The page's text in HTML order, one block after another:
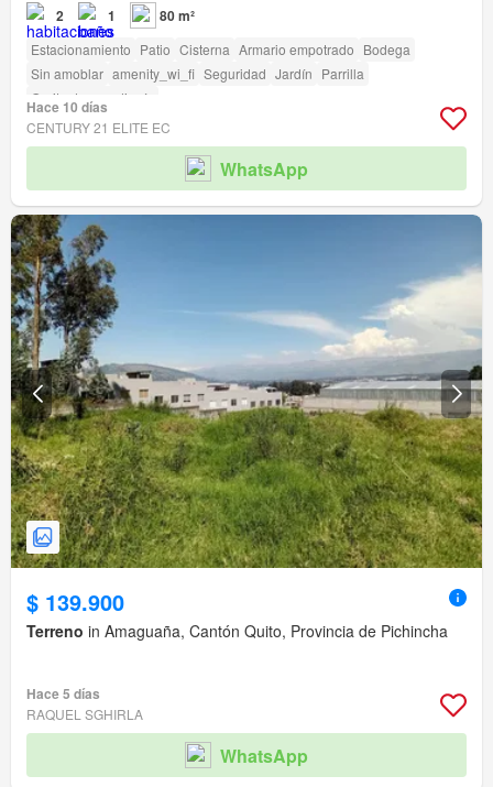
2 1 80 m²
Estacionamiento Patio Cisterna Armario empotrado Bodega
Sin amoblar amenity_wi_fi Seguridad Jardín Parrilla
Garita de guardianía
Hace 10 días
CENTURY 21 ELITE EC
WhatsApp
$ 139.900
Terreno in Amaguaña, Cantón Quito, Provincia de Pichincha
Hace 5 días
RAQUEL SGHIRLA
WhatsApp